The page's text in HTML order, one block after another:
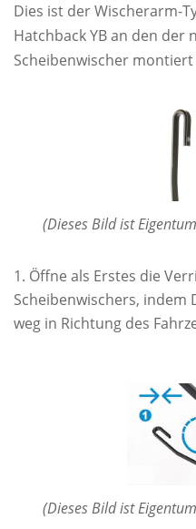
Dies ist der Wischerarm-
Hatchback YB an den der
Scheibenwischer
(Dieses Bild ist
Öffne als Erstes die
Scheibenwischers, indem
weg in Richtung des
(Dieses Bild ist